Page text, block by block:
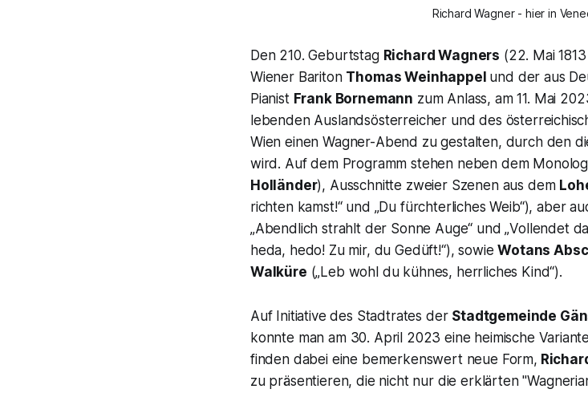
Richard Wagner - hier in
Den 210. Geburtstag Richard Wagners (22. Mai
Wiener Bariton Thomas Weinhappel und der aus
Pianist Frank Bornemann zum Anlass, am 11. Mai
lebenden Auslandsösterreicher und des
Wien einen Wagner-Abend zu gestalten, durch den
wird. Auf dem Programm stehen neben dem
Holländer), Ausschnitte zweier Szenen aus dem
richten kamst!“und „Du fürchterliches Weib“), aber
„Abendlich strahlt der Sonne Auge“ und „Vollendet
heda, hedo! Zu mir, du Gedüft!“), sowieWotans
Walküre („Leb wohl du kühnes, herrliches Kind“).
Auf Initiative des Stadtrates der Stadtgemeinde
konnte man am 30. April 2023 eine heimische
finden dabei eine bemerkenswert neue Form,
zu präsentieren, die nicht nur die erklärten "